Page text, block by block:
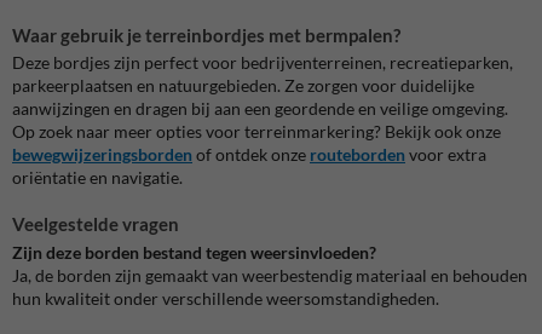
Waar gebruik je terreinbordjes met bermpalen?
Deze bordjes zijn perfect voor bedrijventerreinen, recreatieparken,
parkeerplaatsen en natuurgebieden. Ze zorgen voor duidelijke
aanwijzingen en dragen bij aan een geordende en veilige omgeving.
Op zoek naar meer opties voor terreinmarkering? Bekijk ook onze
bewegwijzeringsborden of ontdek onze routeborden voor extra
oriëntatie en navigatie.
Veelgestelde vragen
Zijn deze borden bestand tegen weersinvloeden?
Ja, de borden zijn gemaakt van weerbestendig materiaal en behouden
hun kwaliteit onder verschillende weersomstandigheden.